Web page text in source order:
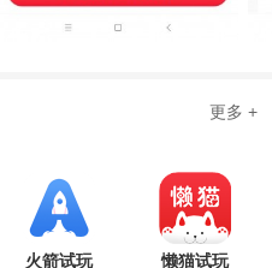
更多 +
火箭试玩
懒猫试玩